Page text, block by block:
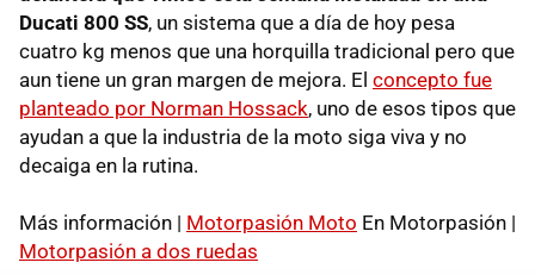
Ducati 800 SS, un sistema que a día de hoy pesa
cuatro kg menos que una horquilla tradicional pero que
aun tiene un gran margen de mejora. El concepto fue
planteado por Norman Hossack, uno de esos tipos que
ayudan a que la industria de la moto siga viva y no
decaiga en la rutina.
Más información | Motorpasión Moto En Motorpasión |
Motorpasión a dos ruedas